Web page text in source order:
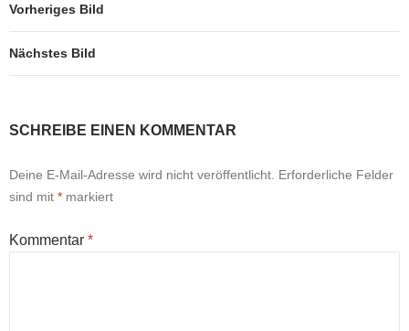
Vorheriges Bild
Nächstes Bild
SCHREIBE EINEN KOMMENTAR
Deine E-Mail-Adresse wird nicht veröffentlicht. Erforderliche Felder
sind mit * markiert
Kommentar *